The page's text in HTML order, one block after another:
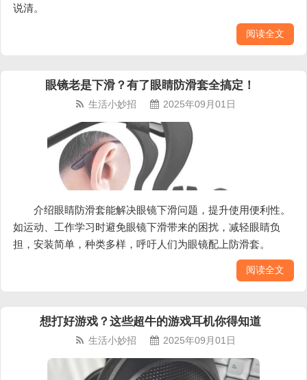
说清。
阅读全文
眼镜老是下滑？有了眼睛防滑套全搞定！
生活小妙招 2025年09月01日
介绍眼睛防滑套能解决眼镜下滑问题，提升使用便利性。
如运动、工作学习时避免眼镜下滑带来的困扰，减轻眼睛负
担，安装简单，种类多样，呼吁人们为眼镜配上防滑套。
阅读全文
想打好游戏？这些超牛的游戏耳机你得知道
生活小妙招 2025年09月01日